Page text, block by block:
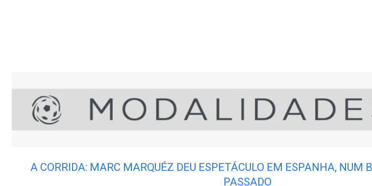
A CORRIDA: MARC MARQUÉZ DEU ESPETÁCULO EM ESPANHA, NUM
PASSADO